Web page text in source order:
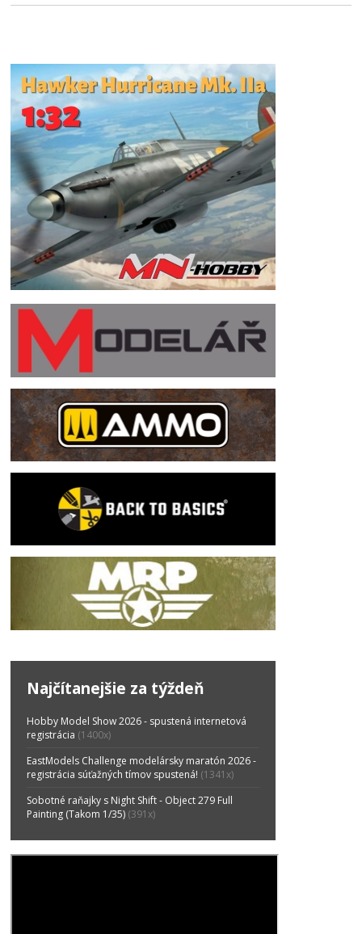
Najčítanejšie za týždeň
Hobby Model Show 2026 - spustená internetová
registrácia (1400x)
EastModels Challenge modelársky maratón 2026 -
registrácia súťažných tímov spustená! (1341x)
Sobotné raňajky s Night Shift - Object 279 Full
Painting (Takom 1/35) (391x)